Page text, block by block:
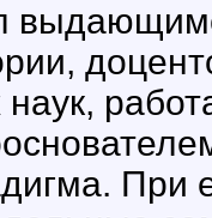
наук,
При